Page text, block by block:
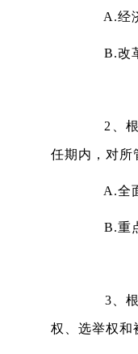
A.经
B.改
2、根据
任期内，对
A.全
B.重
3、根
权、选举权和